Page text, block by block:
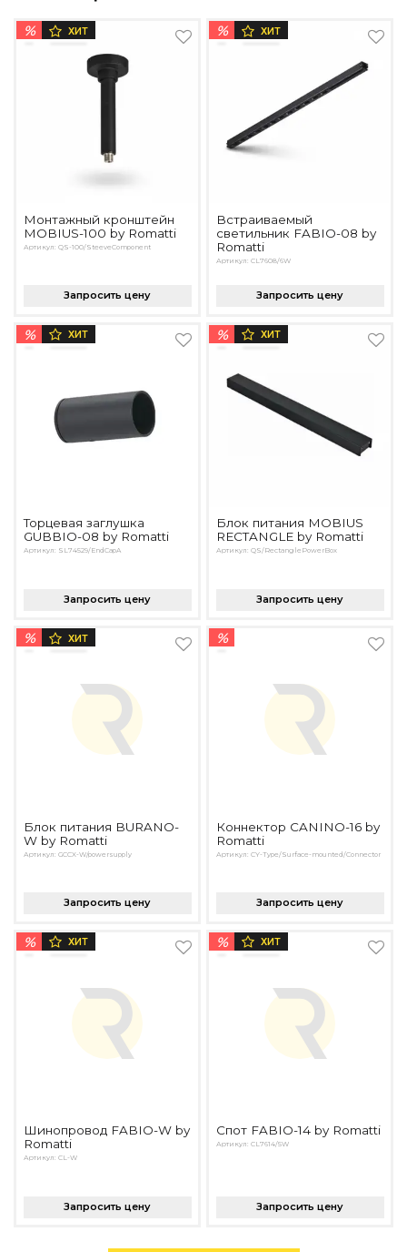
% ХИТ
Монтажный кронштейн
MOBIUS-100 by Romatti
Артикул: QS-100/SteeveComponent
Запросить цену
% ХИТ
Встраиваемый
светильник FABIO-08 by
Romatti
Артикул: CL7608/6W
Запросить цену
% ХИТ
Торцевая заглушка
GUBBIO-08 by Romatti
Артикул: SL74529/EndCapA
Запросить цену
% ХИТ
Блок питания MOBIUS
RECTANGLE by Romatti
Артикул: QS/RectanglePowerBox
Запросить цену
% ХИТ
Блок питания BURANO-
W by Romatti
Артикул: GCCX-W/powersupply
Запросить цену
%
Коннектор CANINO-16 by
Romatti
Артикул: CY-Type/Surface-mounted/Connector
Запросить цену
% ХИТ
Шинопровод FABIO-W by
Romatti
Артикул: CL-W
Запросить цену
% ХИТ
Спот FABIO-14 by Romatti
Артикул: CL7614/5W
Запросить цену